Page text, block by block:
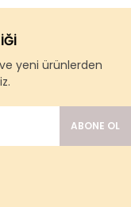
yeni ürünlerden
ABONE OL